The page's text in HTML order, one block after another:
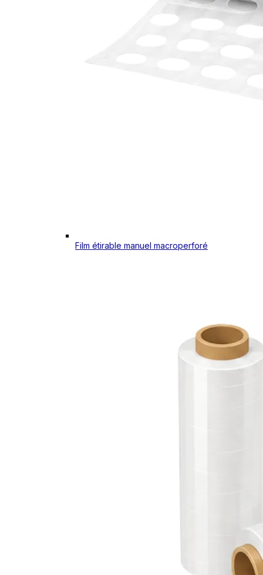
Film étirable manuel macroperforé